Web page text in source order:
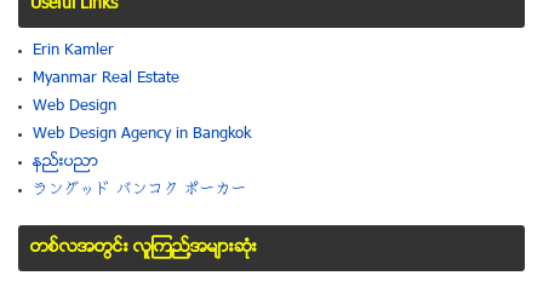
Erin Kamler
Myanmar Real Estate
Web Design
Web Design Agency in Bangkok
နည္းပညာ
ラングッド バンコク ポーカー
တစ္လအတြင္း လူၾကည္႔အမ်ားဆံုး